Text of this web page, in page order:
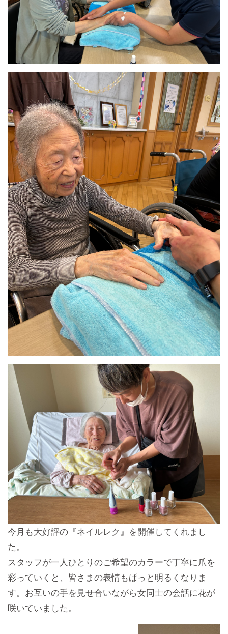
今月も大好評の『ネイルレク』を開催してくれまし
た。
スタッフが一人ひとりのご希望のカラーで丁寧に爪を
彩っていくと、皆さまの表情もぱっと明るくなりま
す。お互いの手を見せ合いながら女同士の会話に花が
咲いていました。